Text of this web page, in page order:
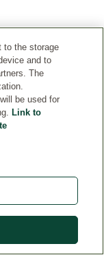
to the storage
and to
The
be used for
Link to